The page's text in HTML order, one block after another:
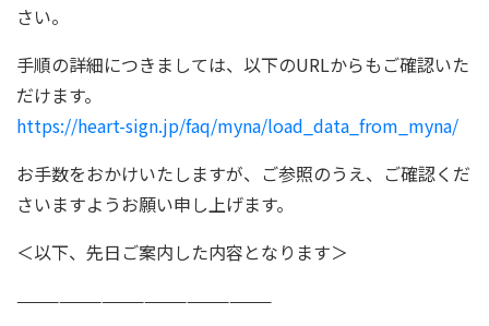
さい。
手順の詳細につきましては、以下のURLからもご確認いた
だけます。
https://heart-sign.jp/faq/myna/load_data_from_myna/
お手数をおかけいたしますが、ご参照のうえ、ご確認くだ
さいますようお願い申し上げます。
＜以下、先日ご案内した内容となります＞
——————————————————